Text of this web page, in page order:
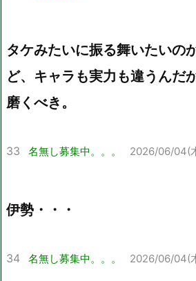
タケみたいに振る舞いたいの
ど、キャラも実力も違うんだ
磨くべき。
33 名無し募集中。。。 2026/06/04(
伊勢・・・
34 名無し募集中。。。 2026/06/04(